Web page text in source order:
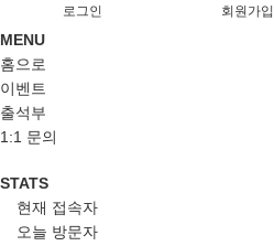
로그인 회원가입
MENU
홈으로
이벤트
출석부
1:1 문의
STATS
현재 접속자
오늘 방문자